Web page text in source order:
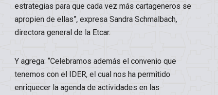
estrategias para que cada vez más cartageneros se
apropien de ellas”, expresa Sandra Schmalbach,
directora general de la Etcar.
Y agrega: “Celebramos además el convenio que
tenemos con el IDER, el cual nos ha permitido
enriquecer la agenda de actividades en las